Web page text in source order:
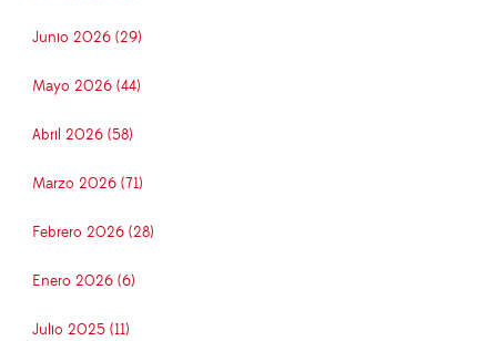
Junio 2026 (29)
Mayo 2026 (44)
Abril 2026 (58)
Marzo 2026 (71)
Febrero 2026 (28)
Enero 2026 (6)
Julio 2025 (11)